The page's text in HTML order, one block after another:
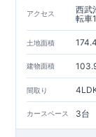
安心の長期優良
◇東栄住宅は、
◇長期優良住宅
て、長く大切に
市場でも、長期
住宅性能評価ダ
◇設計住宅性能
評価しておりま
◇建設住宅性能
か、建設までに
アクセス
西武
転車
土地面積
建物面積
間取り
カースペース 3台